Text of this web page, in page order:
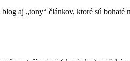
aj „tony“ článkov, ktoré sú bohaté